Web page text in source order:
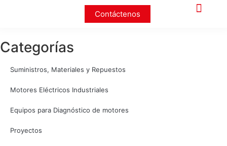
Contáctenos
Categorías
Suministros, Materiales y Repuestos
Motores Eléctricos Industriales
Equipos para Diagnóstico de motores
Proyectos